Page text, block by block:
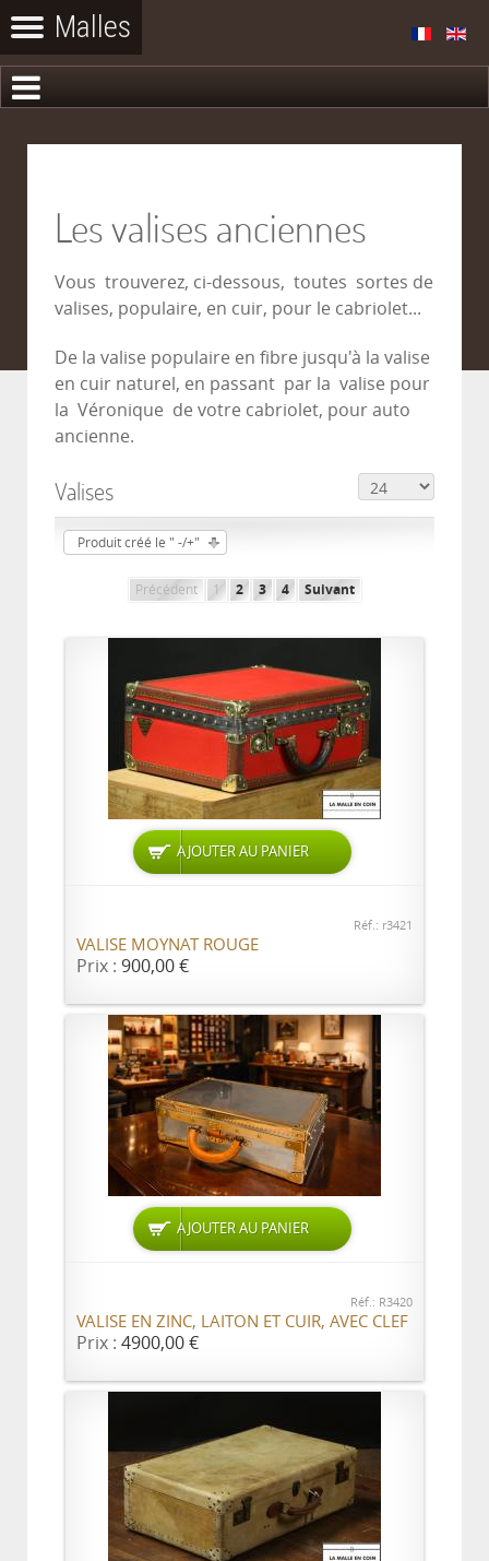
Les valises anciennes
Vous trouverez, ci-dessous, toutes sortes de
valises, populaire, en cuir, pour le cabriolet...
De la valise populaire en fibre jusqu'à la valise
en cuir naturel, en passant par la valise pour
la Véronique de votre cabriolet, pour auto
ancienne.
Valises
Produit créé le " -/+"
Précédent 1 2 3 4 Suivant
AJOUTER AU PANIER
Réf.: r3421
VALISE MOYNAT ROUGE
Prix : 900,00 €
AJOUTER AU PANIER
Réf.: R3420
VALISE EN ZINC, LAITON ET CUIR, AVEC CLEF
Prix : 4900,00 €